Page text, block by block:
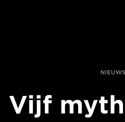
NIEUWS
Vijf